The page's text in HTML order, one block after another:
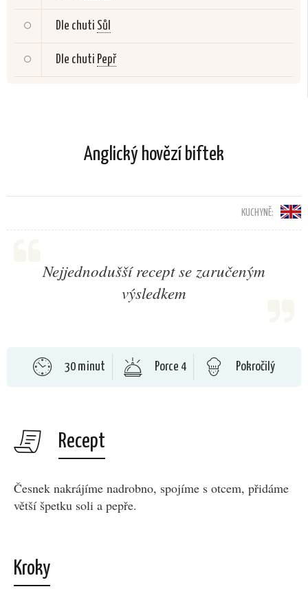
Dle chuti Sůl
Dle chuti Pepř
Anglický hovězí biftek
KUCHYNĚ:
Nejjednodušší recept se zaručeným
výsledkem
30 minut Porce 4 Pokročilý
Recept
Česnek nakrájíme nadrobno, spojíme s otcem, přidáme
větší špetku soli a pepře.
Kroky